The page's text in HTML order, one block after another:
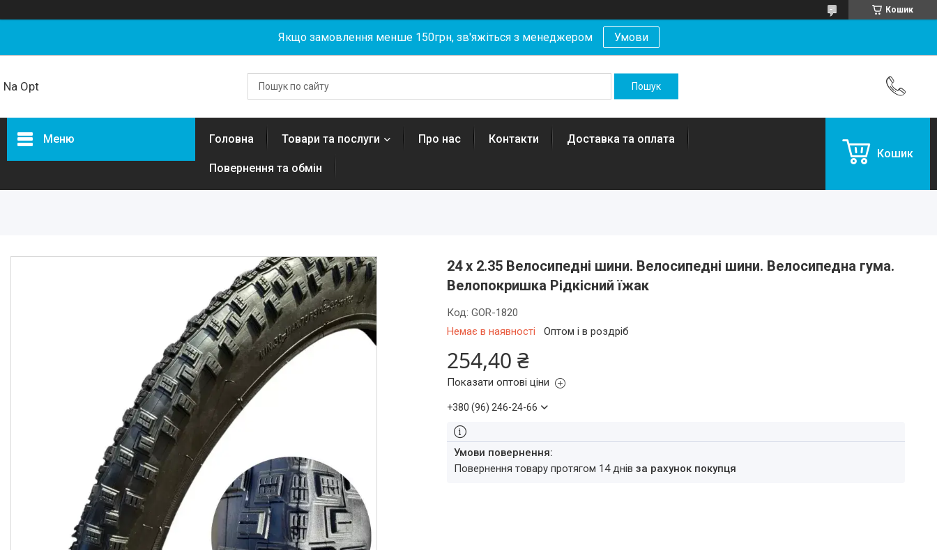
Кошик
Якщо замовлення менше 150грн, зв'яжіться з менеджером Умови
Na Opt
Меню
Риболовля
Електровелосипеди Самокати
Велозапчастини. Велодетали.
Вело аксесуари. Вело
покришки. Вело камери. Вело
багажники. Вело світло.
Покришки і камери на дитячі
Мото покришки і камери
Садовий інвентар
Запчастини для
бензогенераторів
Ролики, Скейти, Пеніборди,
Головна Товари та послуги Про нас Контакти Доставка та оплата
Повернення та обмін
Кошик
24 х 2.35 Велосипедні шини. Велосипедні шини. Велосипедна гума.
Велопокришка Рідкісний їжак
Немає в наявності Оптом і в роздріб
Код:GOR-1820
254,40 ₴
Показати оптові ціни
+380 (96) 246-24-66
повернення товару протягом 14 днівза рахунок покупця